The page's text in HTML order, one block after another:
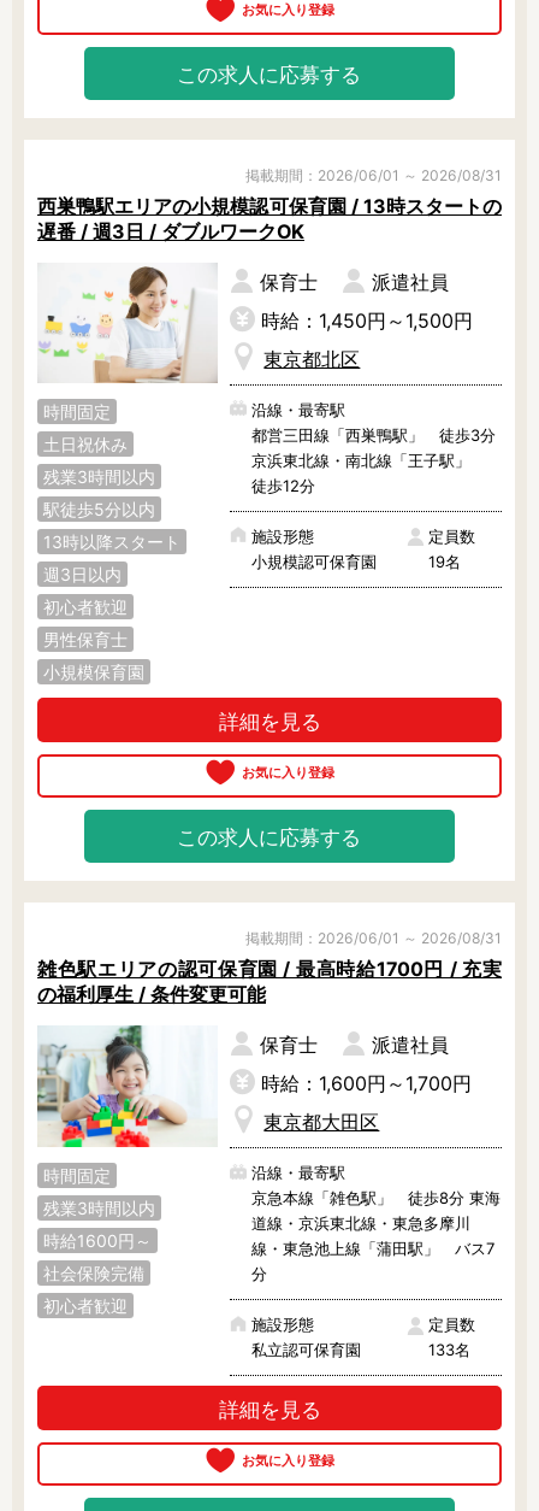
この求人に応募する
掲載期間：2026/06/01 ～ 2026/08/31
西巣鴨駅エリアの小規模認可保育園 / 13時スタートの
遅番 / 週3日 / ダブルワークOK
時間固定
土日祝休み
残業3時間以内
駅徒歩5分以内
13時以降スタート
週3日以内
初心者歓迎
男性保育士
小規模保育園
保育士
派遣社員
時給：1,450円～1,500円
東京都北区
沿線・最寄駅
都営三田線「西巣鴨駅」 徒歩3分
京浜東北線・南北線「王子駅」
徒歩12分
施設形態
小規模認可保育園
定員数
19名
詳細を見る
この求人に応募する
掲載期間：2026/06/01 ～ 2026/08/31
雑色駅エリアの認可保育園 / 最高時給1700円 / 充実
の福利厚生 / 条件変更可能
時間固定
残業3時間以内
時給1600円～
社会保険完備
初心者歓迎
保育士
派遣社員
時給：1,600円～1,700円
東京都大田区
沿線・最寄駅
京急本線「雑色駅」 徒歩8分 東海
道線・京浜東北線・東急多摩川
線・東急池上線「蒲田駅」 バス7
分
施設形態
私立認可保育園
定員数
133名
詳細を見る